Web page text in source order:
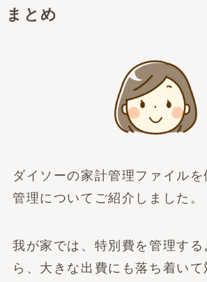
まとめ
ダイソーの家計管理ファイル
管理についてご紹介しました。
我が家では、特別費を管理す
ら、大きな出費にも落ち着いて